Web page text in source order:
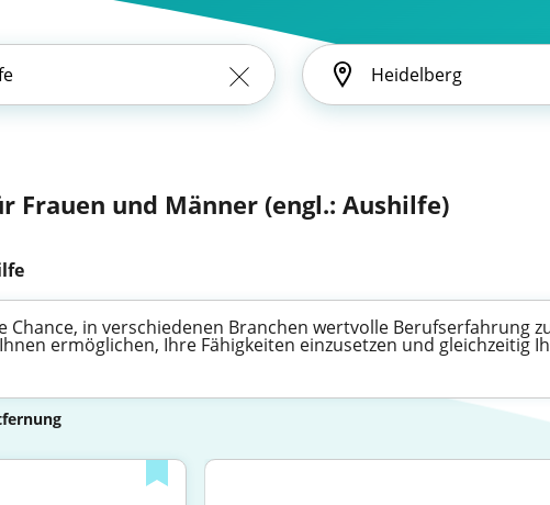
Frauen und Männer (engl.: Aushilfe)
Chance, in verschiedenen Branchen wertvolle Berufserfahrung
ermöglichen, Ihre Fähigkeiten einzusetzen und gleichzeitig